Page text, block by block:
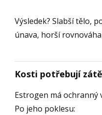
Výsledek? Slabší tělo,
únava, horší
Kosti potřebují
Estrogen má ochranný
Po jeho poklesu: